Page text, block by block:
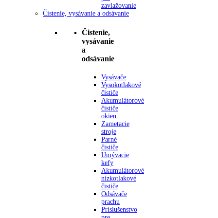
zavlažovanie
Čistenie, vysávanie a odsávanie
Čistenie,
vysávanie
a
odsávanie
Vysávače
Vysokotlakové
čističe
Akumulátorové
čističe
okien
Zametacie
stroje
Parné
čističe
Umývacie
kefy
Akumulátorové
nízkotlakové
čističe
Odsávače
prachu
Príslušenstvo